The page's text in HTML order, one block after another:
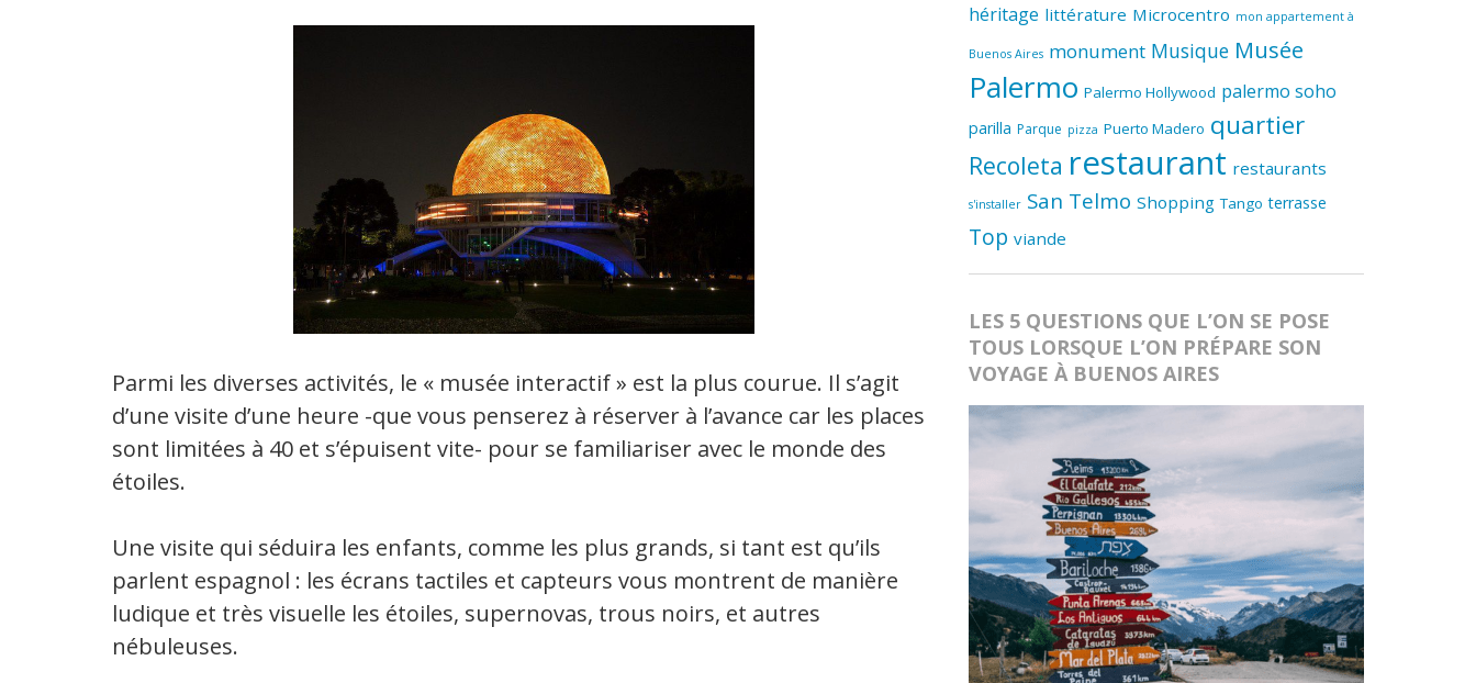
Parmi les diverses activités, le « musée interactif » est la plus courue. Il s’agit
d’une visite d’une heure -que vous penserez à réserver à l’avance car les places
sont limitées à 40 et s’épuisent vite- pour se familiariser avec le monde des
étoiles.
Une visite qui séduira les enfants, comme les plus grands, si tant est qu’ils
parlent espagnol : les écrans tactiles et capteurs vous montrent de manière
ludique et très visuelle les étoiles, supernovas, trous noirs, et autres
nébuleuses.
héritage littérature Microcentro mon appartement à
Buenos Aires monument Musique Musée
Palermo Palermo Hollywood palermo soho
parilla Parque pizza Puerto Madero quartier
Recoleta restaurant restaurants
s'installer San Telmo Shopping Tango terrasse
Top viande
LES 5 QUESTIONS QUE L’ON SE POSE
TOUS LORSQUE L’ON PRÉPARE SON
VOYAGE À BUENOS AIRES